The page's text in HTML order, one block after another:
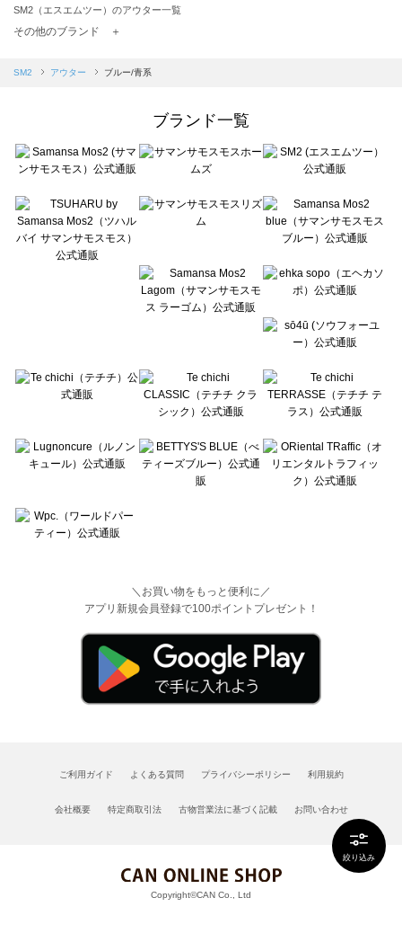
絞り込み
SM2（エスエムツー）のアウター一覧
TSUHARU by Samansa Mos2（ツハルバイサマンサモスモス）のアウター一覧
Samansa Mos2 blue（サマンサモスモス ブルー）のアウター一覧
sō4ū（ソウフォーユー）のアウター一覧
Te chichi（テチチ）のアウター一覧
Te chichi CLASSIC（テチチ クラシック）のアウター一覧
Lugnoncure（ルノンキュール）のアウター一覧
BETTY'S BLUE（べティーズブルー）のアウター一覧
Wpc.（ワールドパーティー）のアウター一覧
その他のブランド ＋
SM2 アウター ブルー/青系
ブランド一覧
＼お買い物をもっと便利に／
アプリ新規会員登録で100ポイントプレゼント！
ご利用ガイド よくある質問 プライバシーポリシー 利用規約
会社概要 特定商取引法 古物営業法に基づく記載 お問い合わせ
Copyright©CAN Co., Ltd